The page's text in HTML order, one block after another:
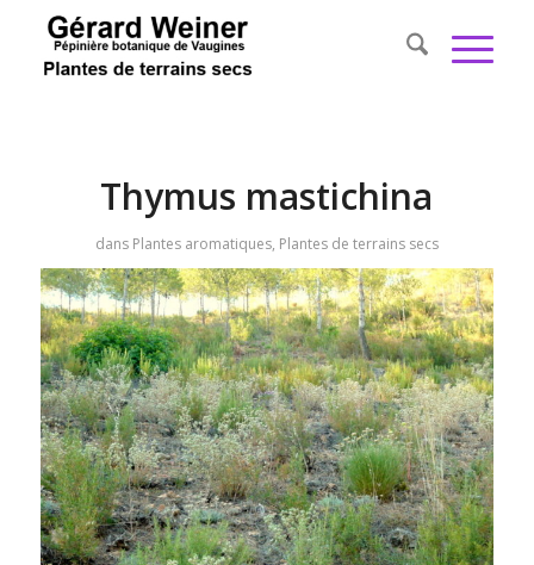
Thymus mastichina
dans Plantes aromatiques, Plantes de terrains secs